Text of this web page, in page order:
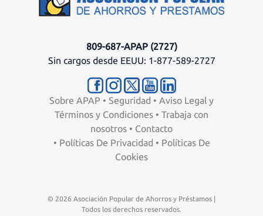
809-687-APAP (2727)
Sin cargos desde EEUU: 1-877-589-2727
Sobre APAP • Seguridad • Aviso Legal y
Términos y Condiciones • Trabaja con
nosotros • Contacto
• Políticas De Privacidad • Políticas De
Cookies
© 2026 Asociación Popular de Ahorros y Préstamos |
Todos los derechos reservados.